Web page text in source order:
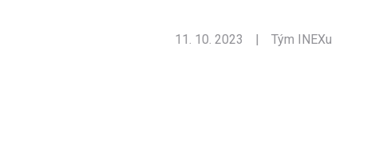
11. 10. 2023 | Tým INEXu